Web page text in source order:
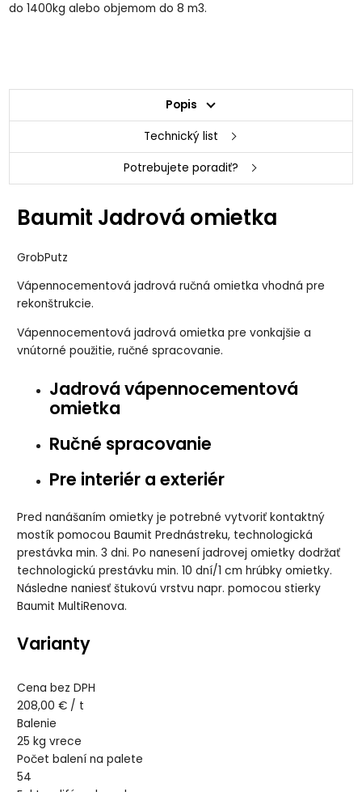
do 1400kg alebo objemom do 8 m3.
Popis
Technický list
Potrebujete poradiť?
Baumit Jadrová omietka
GrobPutz
Vápennocementová jadrová ručná omietka vhodná pre
rekonštrukcie.
Vápennocementová jadrová omietka pre vonkajšie a
vnútorné použitie, ručné spracovanie.
Jadrová vápennocementová
omietka
Ručné spracovanie
Pre interiér a exteriér
Pred nanášaním omietky je potrebné vytvoriť kontaktný
mostík pomocou Baumit Prednástreku, technologická
prestávka min. 3 dni. Po nanesení jadrovej omietky dodržať
technologickú prestávku min. 10 dní/1 cm hrúbky omietky.
Následne naniesť štukovú vrstvu napr. pomocou stierky
Baumit MultiRenova.
Varianty
Cena bez DPH
208,00 € / t
Balenie
25 kg vrece
Počet balení na palete
54